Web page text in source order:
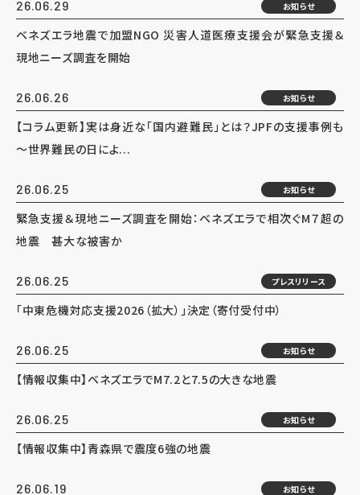
26.06.29 お知らせ
ベネズエラ地震で加盟NGO 災害人道医療支援会が緊急支援＆
現地ニーズ調査を開始
26.06.26 お知らせ
【コラム更新】実は身近な「国内避難民」とは？JPFの支援事例も
～世界難民の日によ...
26.06.25 お知らせ
緊急支援＆現地ニーズ調査を開始：ベネズエラで相次ぐM７超の
地震 甚大な被害か
26.06.25 プレスリリース
「中東危機対応支援2026（拡大）」決定（寄付受付中）
26.06.25 お知らせ
【情報収集中】ベネズエラでM7.2と7.5の大きな地震
26.06.25 お知らせ
【情報収集中】青森県で震度6強の地震
26.06.19 お知らせ